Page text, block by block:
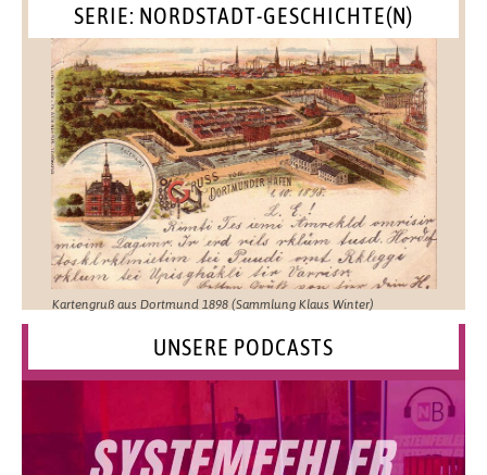
SERIE: NORDSTADT-GESCHICHTE(N)
Kartengruß aus Dortmund 1898 (Sammlung Klaus Winter)
UNSERE PODCASTS